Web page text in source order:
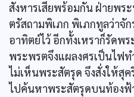
สังหารเสียพร้อมกัน ฝ่ายพร
ตรัสถามพิเภก พิเภกทูลว่าจั
อาทิตย์ไว้ อีกทั้งเหราก็รัดพ
พระพรตจึงแผลงศรเป็นไฟ
ไม่เห็นพระสัตรุด จึงสั่งให้
ไปค้นหาพระสัตรุดบนท้องฟ้